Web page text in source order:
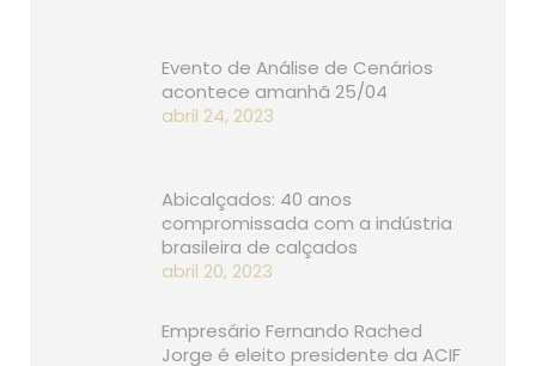
Evento de Análise de Cenários
acontece amanhã 25/04
abril 24, 2023
Abicalçados: 40 anos
compromissada com a indústria
brasileira de calçados
abril 20, 2023
Empresário Fernando Rached
Jorge é eleito presidente da ACIF